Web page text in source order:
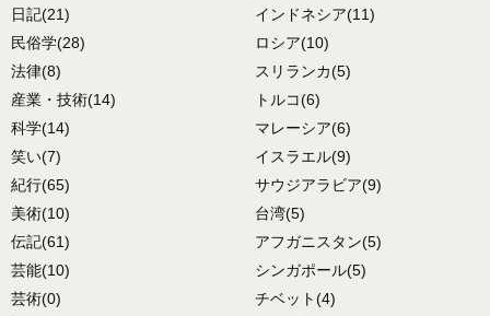
日記(21)
民俗学(28)
法律(8)
産業・技術(14)
科学(14)
笑い(7)
紀行(65)
美術(10)
伝記(61)
芸能(10)
芸術(0)
インドネシア(11)
ロシア(10)
スリランカ(5)
トルコ(6)
マレーシア(6)
イスラエル(9)
サウジアラビア(9)
台湾(5)
アフガニスタン(5)
シンガポール(5)
チベット(4)